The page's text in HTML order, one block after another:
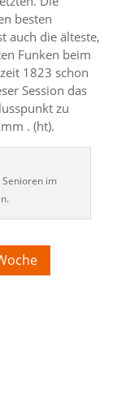
besten
auch die älteste,
Funken beim
1823 schon
Session das
zu
. (ht).
im